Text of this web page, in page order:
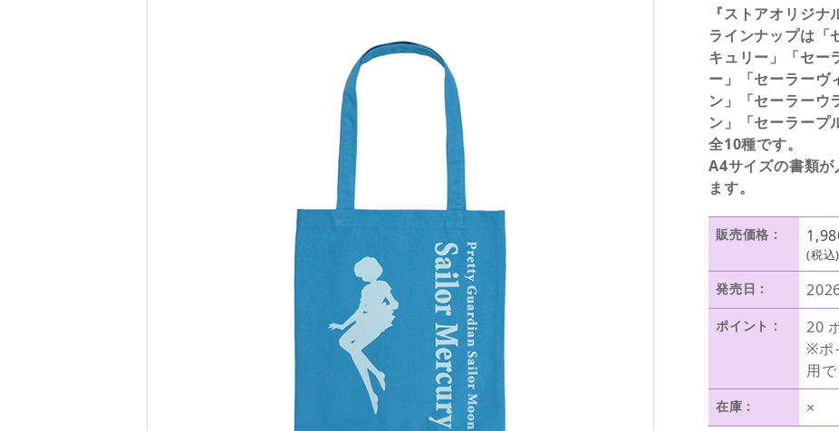
『ストアオリジナ
ラインナップは「
キュリー」「セー
ー」「セーラーヴ
ン」「セーラーウ
ン」「セーラープ
全10種です。
A4サイズの書類
ます。
販売価格 :
(税込)
発売日 :
ポイント :
20
※ポ
用で
在庫 : ×